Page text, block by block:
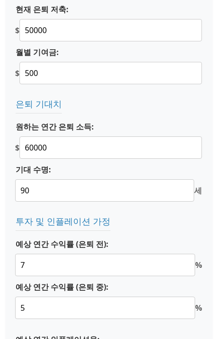
현재 은퇴 저축:
$
월별 기여금:
$
은퇴 기대치
원하는 연간 은퇴 소득:
$
기대 수명:
세
투자 및 인플레이션 가정
예상 연간 수익률 (은퇴 전):
%
예상 연간 수익률 (은퇴 중):
%